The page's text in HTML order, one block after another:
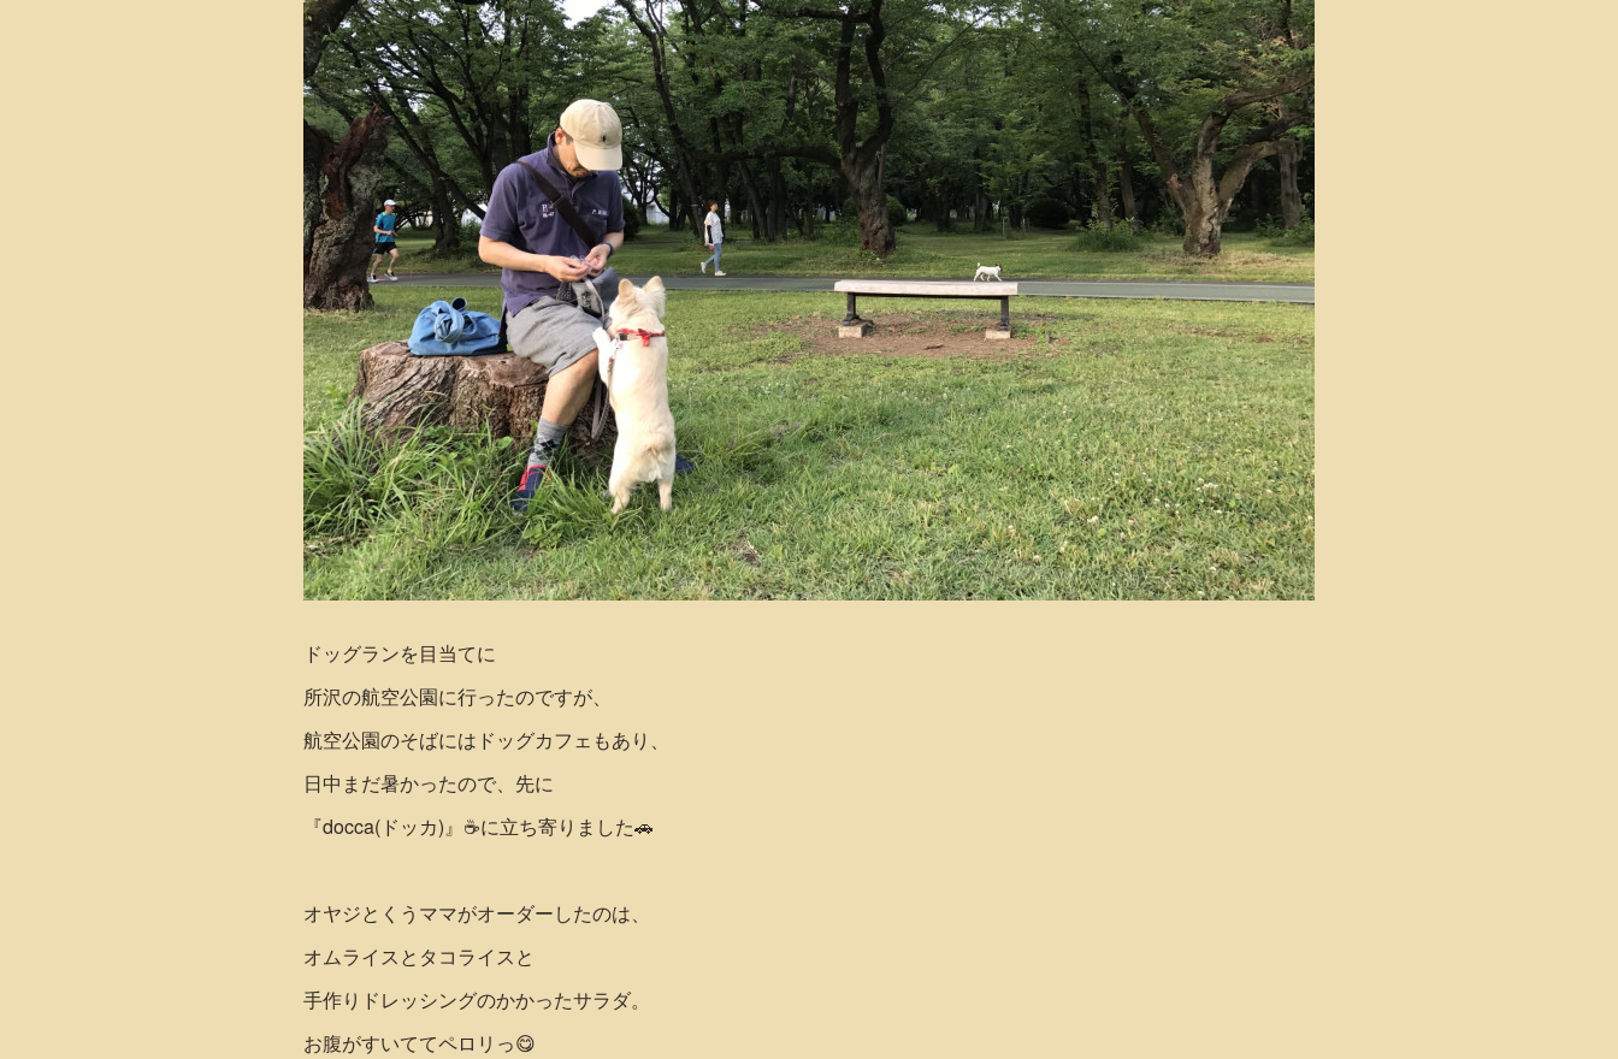
ドッグランを目当てに
所沢の航空公園に行ったのですが、
航空公園のそばにはドッグカフェもあり、
日中まだ暑かったので、先に
『docca(ドッカ)』☕️に立ち寄りました🚗
オヤジとくうママがオーダーしたのは、
オムライスとタコライスと
手作りドレッシングのかかったサラダ。
お腹がすいててペロリっ😋